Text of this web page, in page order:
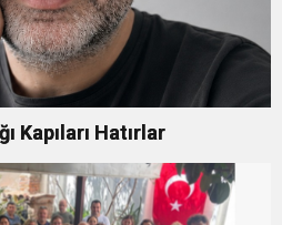
Kapıları Hatırlar